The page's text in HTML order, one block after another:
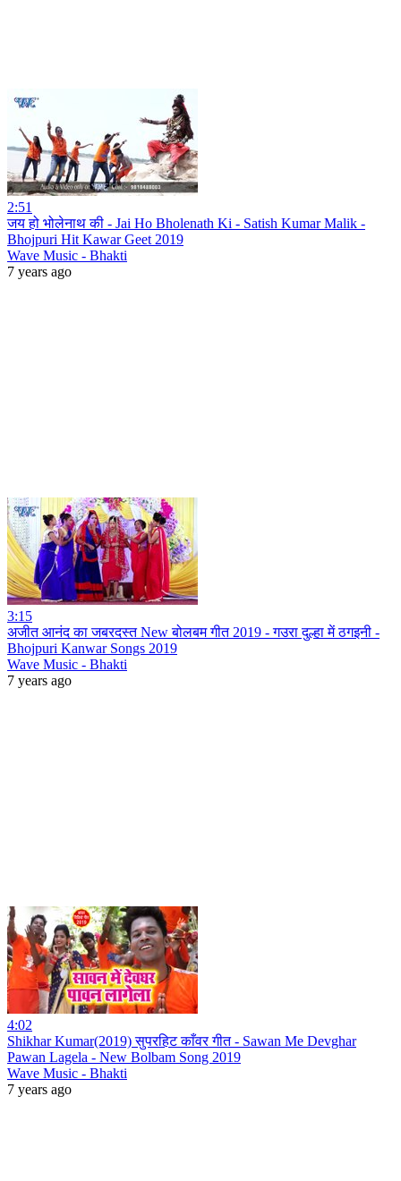
2:51
जय हो भोलेनाथ की - Jai Ho Bholenath Ki - Satish Kumar Malik -
Bhojpuri Hit Kawar Geet 2019
Wave Music - Bhakti
7 years ago
3:15
अजीत आनंद का जबरदस्त New बोलबम गीत 2019 - गउरा दुल्हा में ठगइनी -
Bhojpuri Kanwar Songs 2019
Wave Music - Bhakti
7 years ago
4:02
Shikhar Kumar(2019) सुपरहिट काँवर गीत - Sawan Me Devghar
Pawan Lagela - New Bolbam Song 2019
Wave Music - Bhakti
7 years ago